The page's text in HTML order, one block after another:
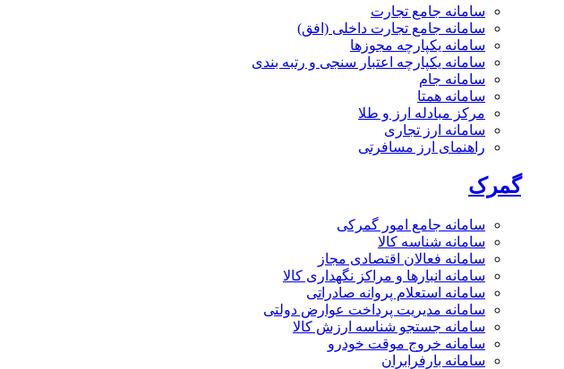
سامانه جامع تجارت
سامانه جامع تجارت داخلی (افق)
سامانه یکپارچه مجوزها
سامانه یکپارچه اعتبار سنجی و رتبه بندی
سامانه جام
سامانه همتا
مرکز مبادله ارز و طلا
سامانه ارز تجاری
راهنمای ارز مسافرتی
گمرک
سامانه جامع امور گمرکی
سامانه شناسه کالا
سامانه فعالان اقتصادی مجاز
سامانه انبارها و مراکز نگهداری کالا
سامانه استعلام پروانه صادراتی
سامانه مدیریت پرداخت عوارض دولتی
سامانه جستجو شناسه ارزش کالا
سامانه خروج موقت خودرو
سامانه بارفرابران